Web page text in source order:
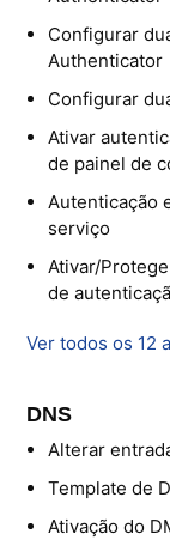
Configurar
Authenticator
Configurar
Ativar
de painel de
Autenticação
serviço
Ativar/
de
Ver todos os 12
DNS
Alterar
Template de
Ativação do